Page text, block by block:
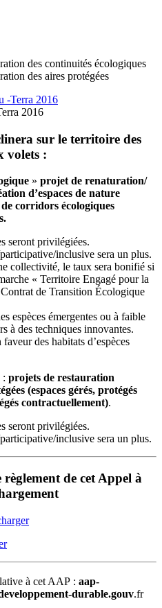
des continuités écologiques
des aires protégées
2016
sur le territoire des
volets :
» projet de renaturation/
d’espaces de nature
corridors écologiques
seront privilégiées.
inclusive sera un plus.
collectivité, le taux sera bonifié si
« Territoire Engagé pour la
de Transition Écologique
espèces émergentes ou à faible
à des techniques innovantes.
des habitats d’espèces
: projets de restauration
(espaces gérés, protégés
contractuellement).
seront privilégiées.
inclusive sera un plus.
de cet Appel à
à cet AAP : aap-
durable.gouv.fr